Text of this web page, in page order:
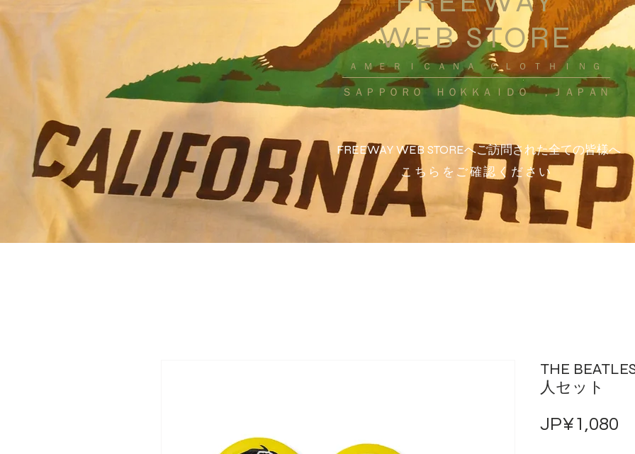
WEB STORE
​ＡＭＥＲＩＣＡＮＡ ＣＬＯＴＨＩＮＧ
ＳＡＰＰＯＲＯ ＨＯＫＫＡＩＤＯ ，ＪＡＰＡＮ
FREEWAY WEB STOREへご訪問された全ての皆様へ
こちらをご確認ください
THE
人セット
JP¥1,080